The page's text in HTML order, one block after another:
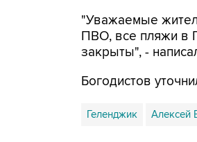
"Уважаемые
ПВО, все пляжи в
закрыты", -
Богодистов
Геленджик Алексей